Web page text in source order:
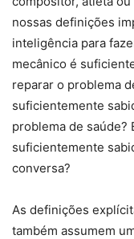
nossas definições
inteligência para
mecânico é
reparar o problema
suficientemente
problema de saúde?
suficientemente
conversa?
As definições
também assumem